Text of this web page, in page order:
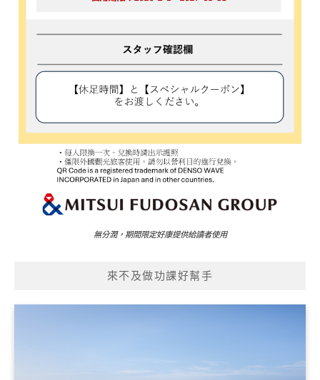
無分潤，期間限定好康提供給讀者使用
來不及做功課好幫手